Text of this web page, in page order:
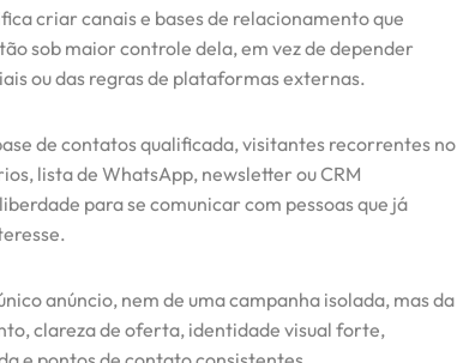
criar canais e bases de relacionamento que
sob maior controle dela, em vez de depender
ou das regras de plataformas externas.
de contatos qualificada, visitantes recorrentes no
lista de WhatsApp, newsletter ou CRM
para se comunicar com pessoas que já
anúncio, nem de uma campanha isolada, mas da
clareza de oferta, identidade visual forte,